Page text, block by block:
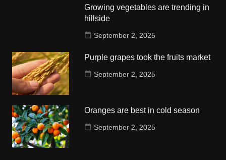
Growing vegetables are trending in
hillside
September 2, 2025
Purple grapes took the fruits market
September 2, 2025
Oranges are best in cold season
September 2, 2025